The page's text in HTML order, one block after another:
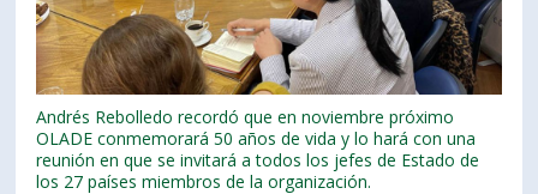
Andrés Rebolledo recordó que en noviembre próximo
OLADE conmemorará 50 años de vida y lo hará con una
reunión en que se invitará a todos los jefes de Estado de
los 27 países miembros de la organización.